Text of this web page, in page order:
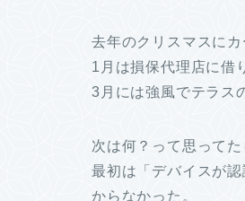
去年のクリスマスに
1月は損保代理店に借
3月には強風でテラス
次は何？って思って
最初は「デバイスが
からなかった。